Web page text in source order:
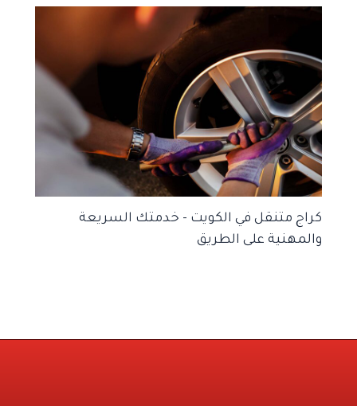
كراج متنقل في الكويت – خدمتك السريعة
والمهنية على الطريق